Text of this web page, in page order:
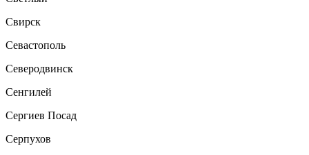
Свирск
Севастополь
Северодвинск
Сенгилей
Сергиев Посад
Серпухов